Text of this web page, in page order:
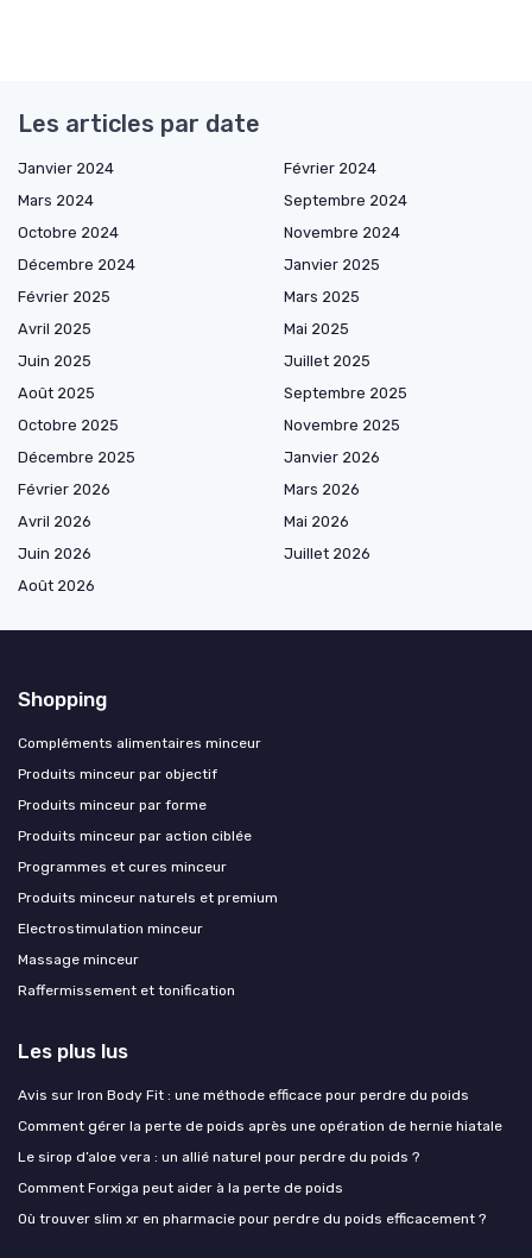
Les articles par date
Janvier 2024
Février 2024
Mars 2024
Septembre 2024
Octobre 2024
Novembre 2024
Décembre 2024
Janvier 2025
Février 2025
Mars 2025
Avril 2025
Mai 2025
Juin 2025
Juillet 2025
Août 2025
Septembre 2025
Octobre 2025
Novembre 2025
Décembre 2025
Janvier 2026
Février 2026
Mars 2026
Avril 2026
Mai 2026
Juin 2026
Juillet 2026
Août 2026
Shopping
Compléments alimentaires minceur
Produits minceur par objectif
Produits minceur par forme
Produits minceur par action ciblée
Programmes et cures minceur
Produits minceur naturels et premium
Electrostimulation minceur
Massage minceur
Raffermissement et tonification
Les plus lus
Avis sur Iron Body Fit : une méthode efficace pour perdre du poids
Comment gérer la perte de poids après une opération de hernie hiatale
Le sirop d’aloe vera : un allié naturel pour perdre du poids ?
Comment Forxiga peut aider à la perte de poids
Où trouver slim xr en pharmacie pour perdre du poids efficacement ?